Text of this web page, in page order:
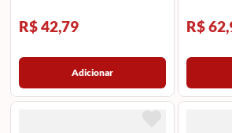
R$ 42,79
Adicionar
R$